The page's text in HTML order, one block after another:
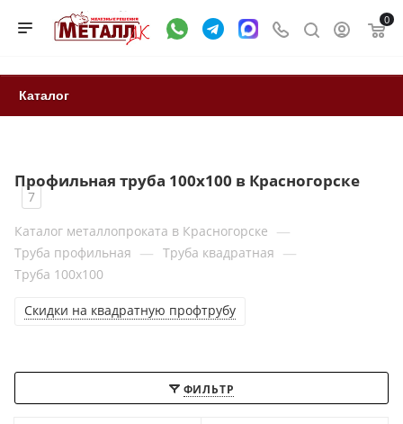
0
Каталог
Профильная труба 100x100 в Красногорске
7
Каталог металлопроката в Красногорске —
Труба профильная — Труба квадратная —
Труба 100x100
Скидки на квадратную профтрубу
ФИЛЬТР